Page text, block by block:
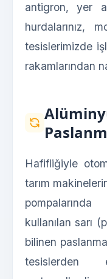
antigron, yer
hurdalarınız,
tesislerimizde
rakamlarından
Hafifliğiyle
tarım
kullanılan sarı
bilinen
tesislerden